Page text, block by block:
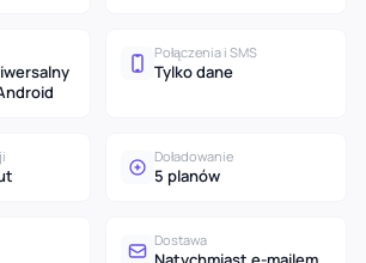
Połączenia i SMS
Tylko dane
Doładowanie
5 planów
Dostawa